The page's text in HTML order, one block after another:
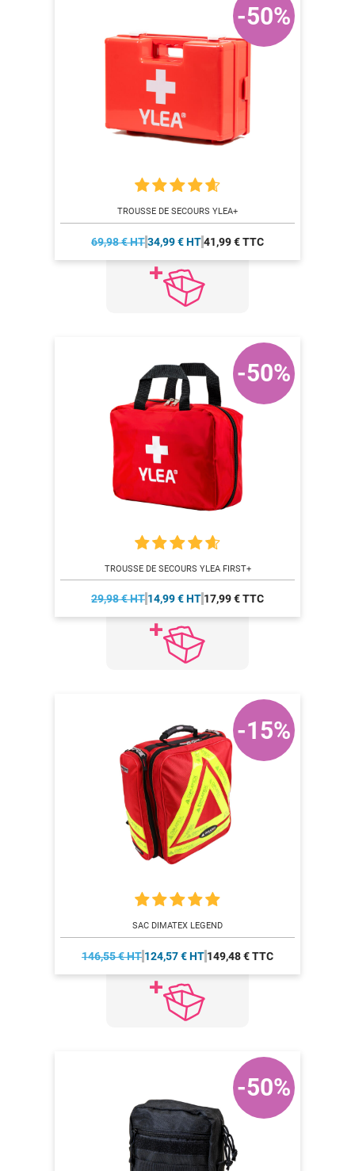
TROUSSE DE SECOURS YLEA+
69,98 € HT34,99 € HT41,99 € TTC
-50%
TROUSSE DE SECOURS YLEA FIRST+
29,98 € HT 14,99 € HT 17,99 € TTC
-50%
SAC DIMATEX LEGEND
146,55 € HT 124,57 € HT 149,48 € TTC
-15%
-50%